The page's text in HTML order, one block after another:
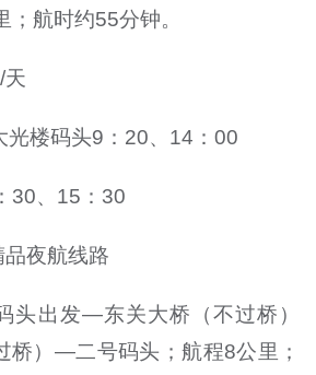
航时约55分钟。
天
光楼码头9：20、14：00
30、15：30
夜航线路
头出发—东关大桥（不过桥）
）—二号码头；航程8公里；